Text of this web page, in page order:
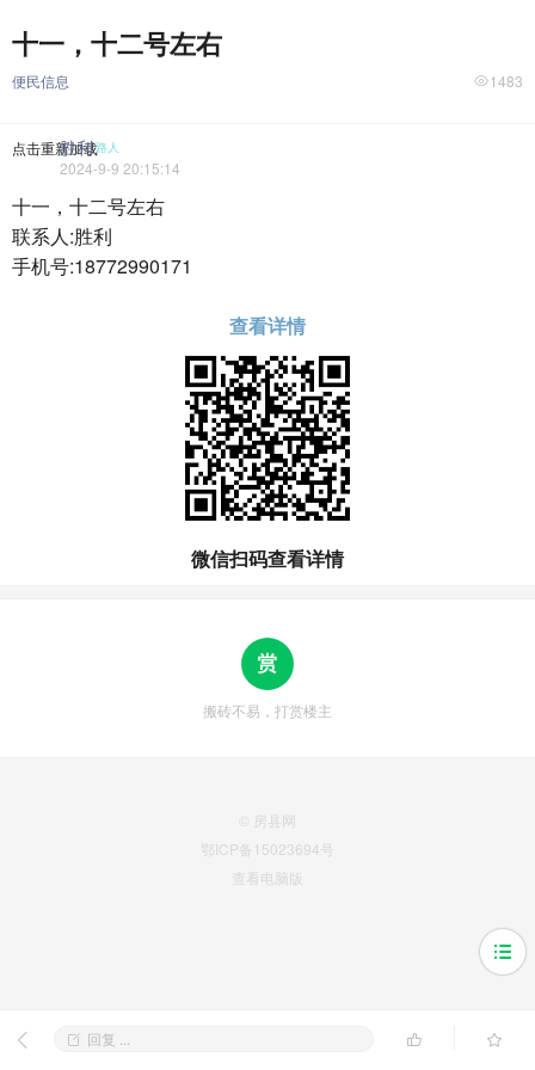
十一，十二号左右
便民信息 1483
点击重新加载
胜利路人
2024-9-9 20:15:14
十一，十二号左右
联系人:胜利
手机号:18772990171
查看详情
微信扫码查看详情
搬砖不易，打赏楼主
回复 ...
© 房县网
鄂ICP备15023694号
查看电脑版